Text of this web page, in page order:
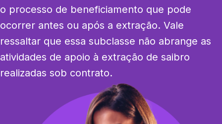
o processo de beneficiamento que pode
ocorrer antes ou após a extração. Vale
ressaltar que essa subclasse não abrange as
atividades de apoio à extração de saibro
realizadas sob contrato.